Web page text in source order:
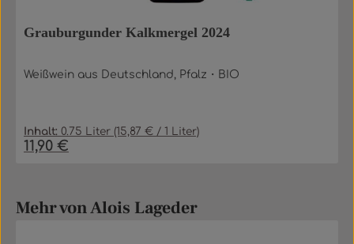
Grauburgunder Kalkmergel 2024
Weißwein aus Deutschland, Pfalz・BIO
Inhalt:0.75 Liter (15,87 € / 1 Liter)
Regulärer Preis:
11,90 €
Produktgalerie überspringen
Mehr von Alois Lageder